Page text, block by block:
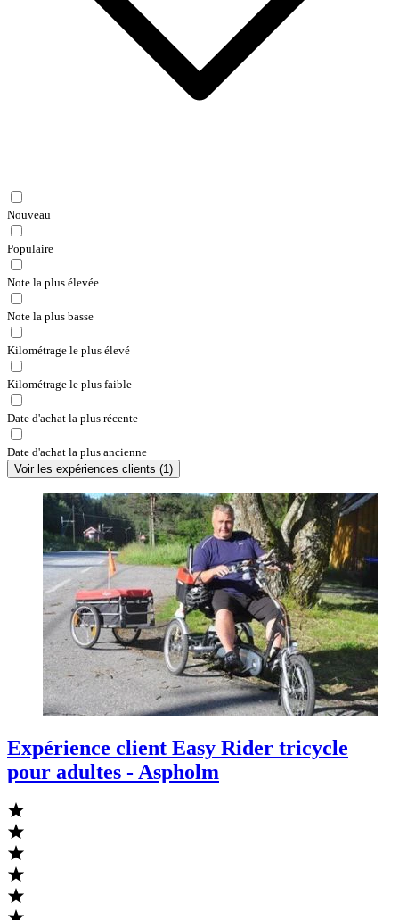
Nouveau
Populaire
Note la plus élevée
Note la plus basse
Kilométrage le plus élevé
Kilométrage le plus faible
Date d'achat la plus récente
Date d'achat la plus ancienne
Voir les expériences clients (1)
Expérience client Easy Rider tricycle
pour adultes - Aspholm